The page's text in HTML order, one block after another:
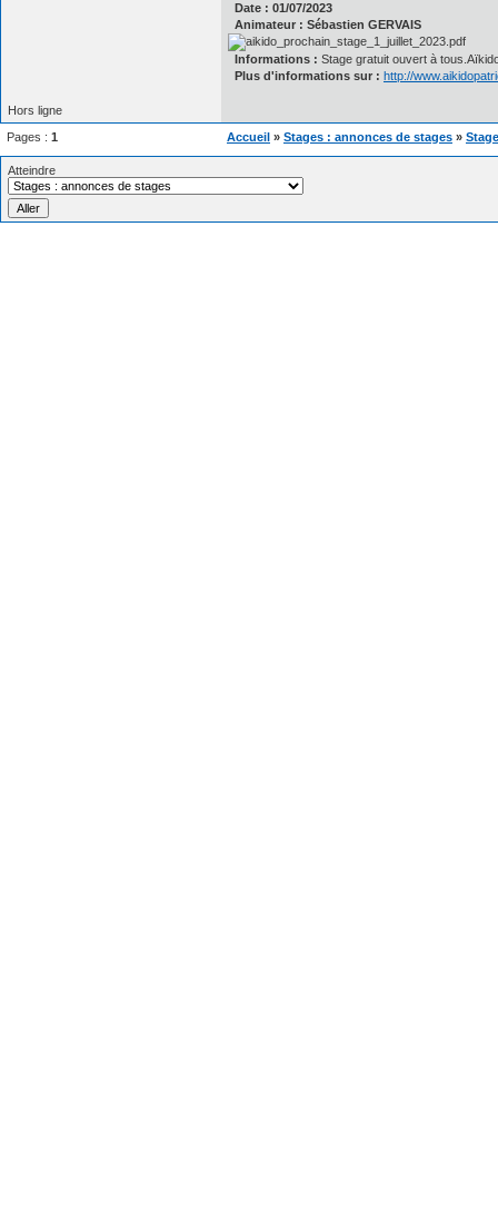
Date : 01/07/2023
Animateur : Sébastien GERVAIS
Informations : Stage gratuit ouvert à
Plus d'informations sur : http://
Hors ligne
Pages : 1 Accueil » Stages : annonces de stages »
Atteindre